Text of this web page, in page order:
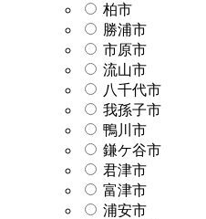
柏市
勝浦市
市原市
流山市
八千代市
我孫子市
鴨川市
鎌ケ谷市
君津市
富津市
浦安市